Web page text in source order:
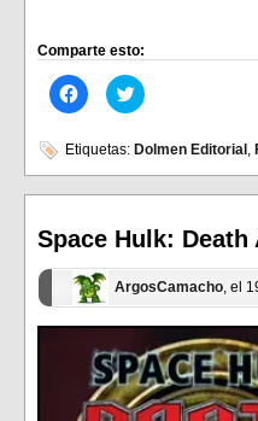
Comparte esto:
Haz
clic
en
Facebook
(Se
abre
ventana
nueva)
Haz
clic
en
(Se
abre
ventana
nueva)
Etiquetas: Dolmen Editorial ,
Space Hulk: Death
ArgosCamacho, el